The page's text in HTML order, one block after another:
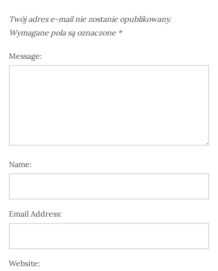
Twój adres e-mail nie zostanie opublikowany.
Wymagane pola są oznaczone *
Message:
Name:
Email Address:
Website: